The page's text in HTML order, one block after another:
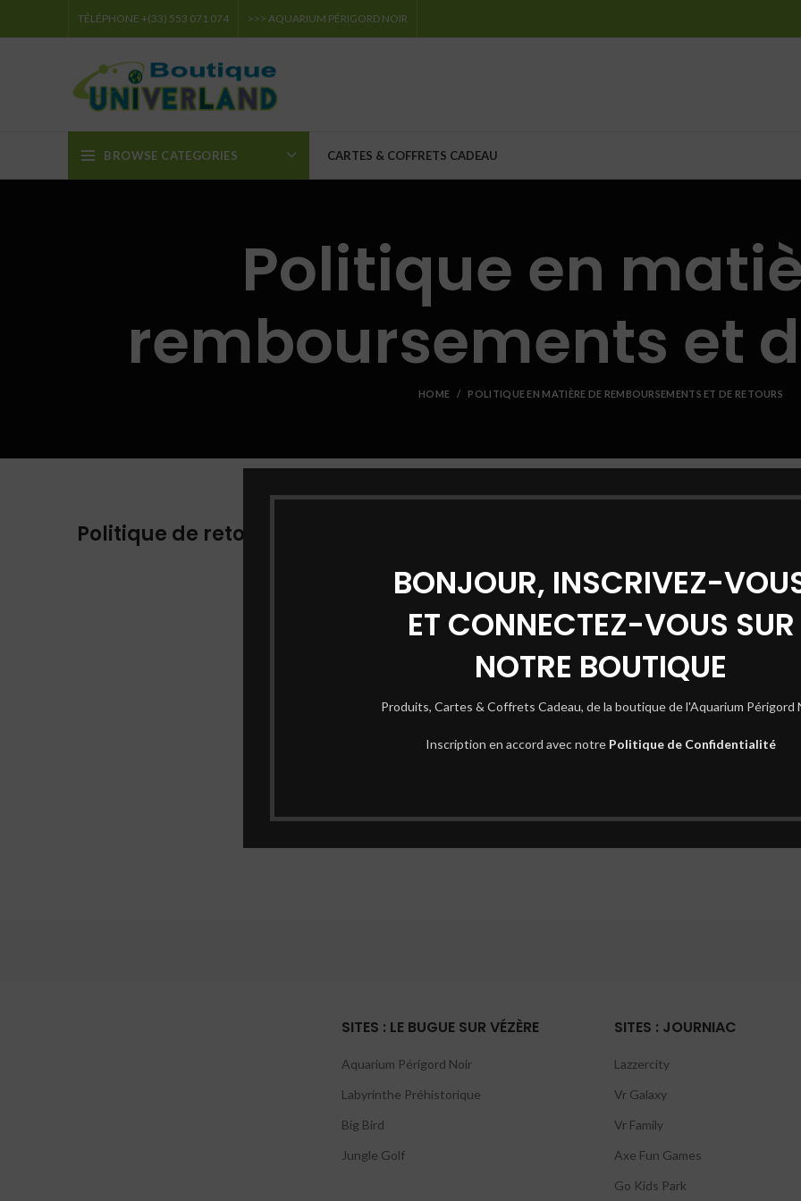
BONJOUR, INSCRIVEZ-
ET CONNECTEZ-VOUS SUR
NOTRE BOUTIQUE
Produits, Cartes & Coffrets Cadeau, de la boutique de l'Aquarium Périgord
Inscription en accord avec notre Politique de Confidentialité
TÉLÉPHONE +(33) 553 071 074 >>> AQUARIUM PÉRIGORD NOIR
BROWSE CATEGORIES CARTES & COFFRETS CADEAU
Politique en
remboursements et
HOME POLITIQUE EN MATIÈRE DE REMBOURSEMENTS ET DE RETOURS
Politique de retour
SITES : LE BUGUE SUR VÉZÈRE
Aquarium Périgord Noir
Labyrinthe Préhistorique
Big Bird
Jungle Golf
SITES : JOURNIAC
Lazzercity
Vr Galaxy
Vr Family
Axe Fun Games
Go Kids Park